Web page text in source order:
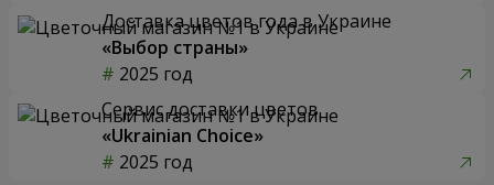
Доставка цветов года в Украине
«Выбор страны»
2025 год
Сервис доставки цветов
«Ukrainian Choice»
2025 год